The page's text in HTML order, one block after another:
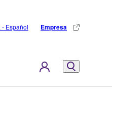
Español Empresa